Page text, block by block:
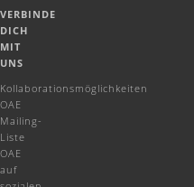
VERBINDE
DICH
MIT
UNS
Kollaborationsmöglichkeiten
OAE
Mailing-
Liste
OAE
auf